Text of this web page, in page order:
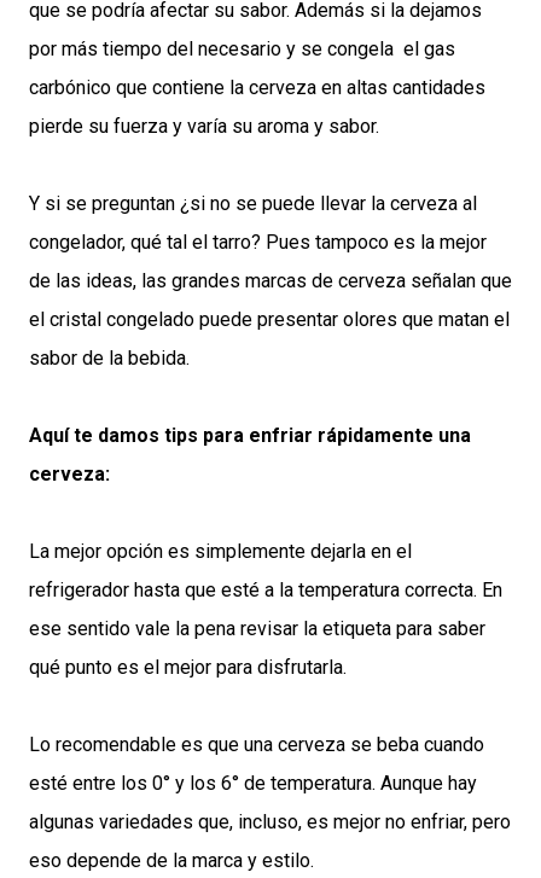
que se podría afectar su sabor. Además si la dejamos
por más tiempo del necesario y se congela el gas
carbónico que contiene la cerveza en altas cantidades
pierde su fuerza y varía su aroma y sabor.
Y si se preguntan ¿si no se puede llevar la cerveza al
congelador, qué tal el tarro? Pues tampoco es la mejor
de las ideas, las grandes marcas de cerveza señalan que
el cristal congelado puede presentar olores que matan el
sabor de la bebida.
Aquí te damos tips para enfriar rápidamente una
cerveza:
La mejor opción es simplemente dejarla en el
refrigerador hasta que esté a la temperatura correcta. En
ese sentido vale la pena revisar la etiqueta para saber
qué punto es el mejor para disfrutarla.
Lo recomendable es que una cerveza se beba cuando
esté entre los 0° y los 6° de temperatura. Aunque hay
algunas variedades que, incluso, es mejor no enfriar, pero
eso depende de la marca y estilo.